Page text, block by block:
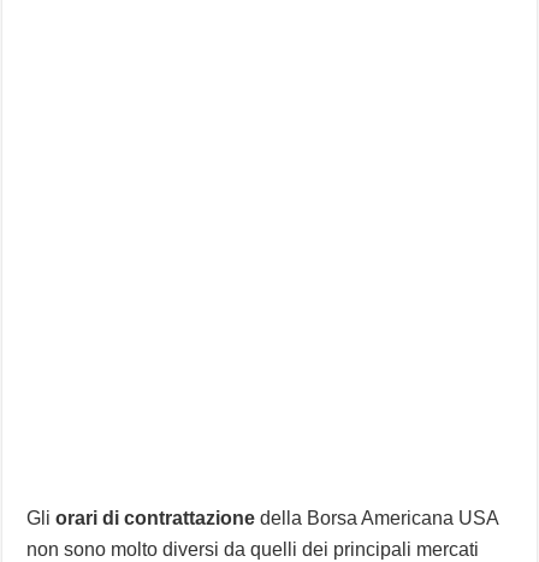
Gliorari di contrattazione della Borsa Americana USA
non sono molto diversi da quelli dei principali mercati